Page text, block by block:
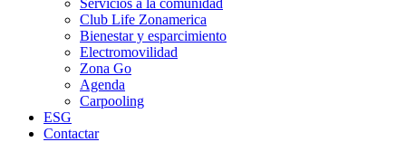
Servicios a la comunidad
Club Life Zonamerica
Bienestar y esparcimiento
Electromovilidad
Zona Go
Agenda
Carpooling
ESG
Contactar